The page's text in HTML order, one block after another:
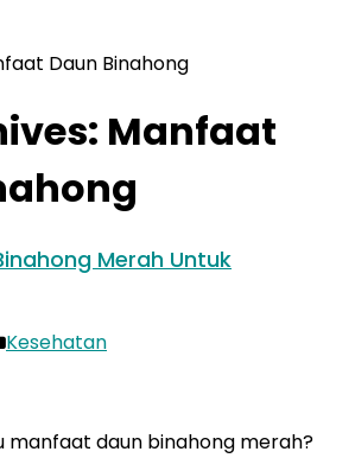
Daun Binahong
Manfaat
Merah Untuk
Kesehatan
manfaat daun binahong merah?